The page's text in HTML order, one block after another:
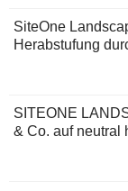
SiteOne
Herabstufung
SITEONE
& Co. auf neutral